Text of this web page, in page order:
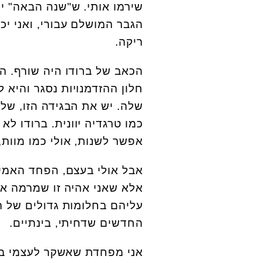
שירמו אותי. ש"שנה הבאה"
ריקה.
הכאב של ברודו היה שורף.
חלון ההזדמנויות נסגר
שלה. יש את הבגידה הזו,
כמו טרגדיה יוונית.
אפשר לשנות, אולי כמו
אבל אולי בעצם, הפחד
אלא שאני אהיה זו שמרמה
עליהם בחלומות גדולים
החדשים שדחיתי, בינתיים.
אני מפחדת שאשקר לעצמי